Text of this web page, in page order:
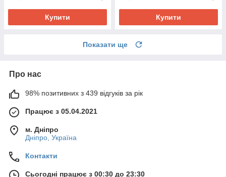
Купити Купити
Показати ще
Про нас
98% позитивних з 439 відгуків за рік
Працює з 05.04.2021
м. Дніпро
Дніпро, Україна
Контакти
Сьогодні працює з 00:30 до 23:30